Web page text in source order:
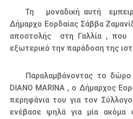
Τη μοναδική αυτή
Δήμαρχο Εορδαίας Σάββα
αποστολής στη Γαλλία ,
εξωτερικό την παράδοση της
Παραλαμβάνοντας το δώρο
DIANO MARINA , ο Δήμαρχος
περηφάνια του για τον
ενέβασε ψηλά για μία ακόμα